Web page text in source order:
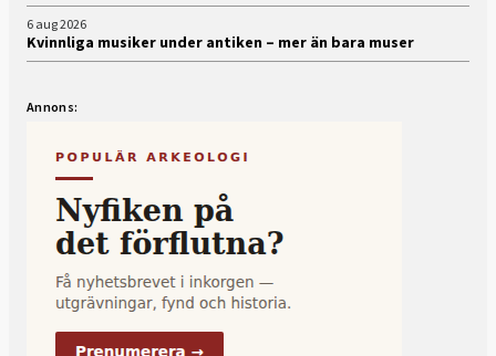
6 aug 2026
Kvinnliga musiker under antiken – mer än bara muser
Annons: